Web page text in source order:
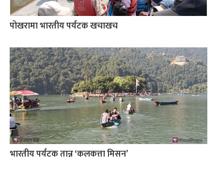
पोखरामा भारतीय पर्यटक खचाखच
भारतीय पर्यटक तान्न ‘कलकत्ता मिसन’